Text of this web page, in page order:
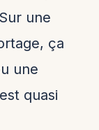
une
ça
une
quasi